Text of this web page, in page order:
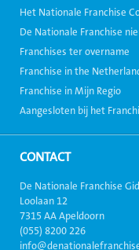
Het Nationale Franchise
De Nationale Franchise
Franchises ter overname
Franchise in the
Franchise in Mijn Regio
Aangesloten bij het
CONTACT
De Nationale Franchise
Loolaan 12
7315 AA Apeldoorn
(055) 8200 226